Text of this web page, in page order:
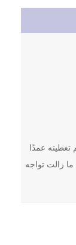
حتى يتم تغطيته عمدًا
زالت تواجه